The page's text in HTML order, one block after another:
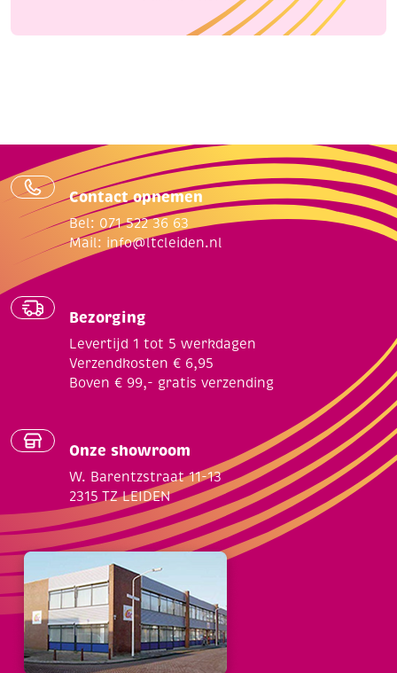
Contact opnemen
Bel: 071 522 36 63
Mail: info@ltcleiden.nl
Bezorging
Levertijd 1 tot 5 werkdagen
Verzendkosten € 6,95
Boven € 99,- gratis verzending
Onze showroom
W. Barentzstraat 11-13
2315 TZ LEIDEN